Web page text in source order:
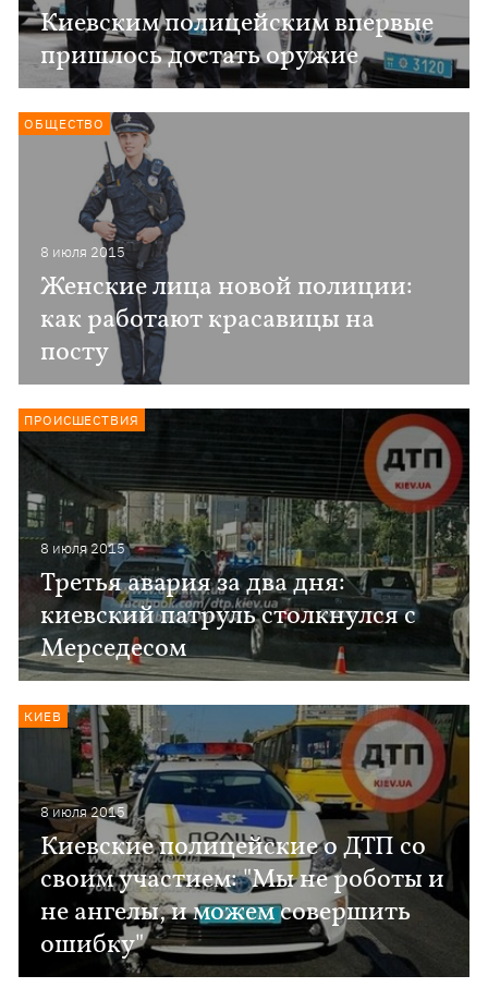
Киевским полицейским впервые
пришлось достать оружие
8 июля 2015
Женские лица новой полиции:
как работают красавицы на
посту
ОБЩЕСТВО
8 июля 2015
Третья авария за два дня:
киевский патруль столкнулся с
Мерседесом
ПРОИСШЕСТВИЯ
8 июля 2015
Киевские полицейские о ДТП со
своим участием: "Мы не роботы и
не ангелы, и можем совершить
ошибку"
КИЕВ